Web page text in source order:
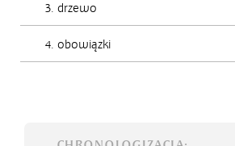
3. drzewo
4. obowiązki